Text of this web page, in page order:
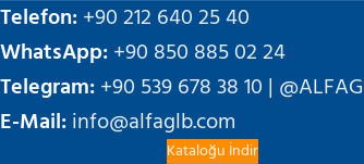
Telefon:+90 212 640 25 40
WhatsApp:+90 850 885 02 24
Telegram:+90 539 678 38 10 |
E-Mail:info@alfaglb.com
Kataloğu İndir